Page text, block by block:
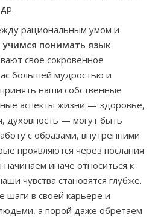
рациональным умом и
понимать язык
свое сокровенное
большей мудростью и
наши собственные
аспекты жизни — здоровье,
духовность — могут быть
с образами, внутренними
проявляются через послания
иначе относиться к
чувства становятся глубже.
в своей карьере и
а порой даже обретаем